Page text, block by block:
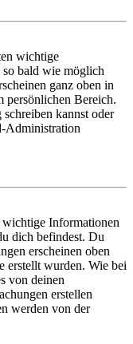
wichtige
so bald wie möglich
ganz oben in
persönlichen Bereich.
kannst oder
Administration
wichtige Informationen
dich befindest. Du
erscheinen oben
erstellt wurden. Wie bei
von deinen
erstellen
werden von der